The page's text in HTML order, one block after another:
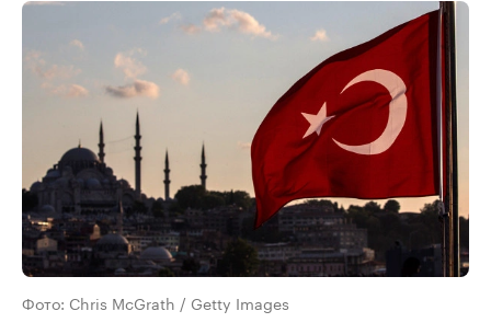
Фото: Chris McGrath / Getty Images